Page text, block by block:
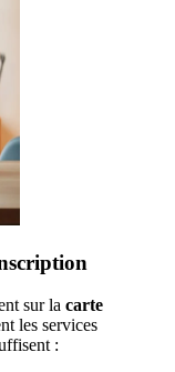
sur la carte
les services
: